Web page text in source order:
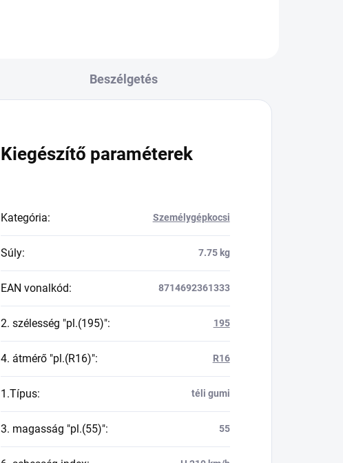
Beszélgetés
Kiegészítő paraméterek
Kategória: Személygépkocsi
Súly: 7.75 kg
EAN vonalkód: 8714692361333
2. szélesség "pl.(195)": 195
4. átmérő "pl.(R16)": R16
1.Típus: téli gumi
3. magasság "pl.(55)": 55